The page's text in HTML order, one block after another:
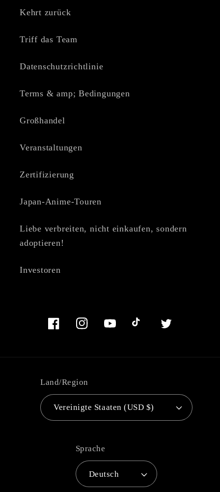
Kehrt zurück
Triff das Team
Datenschutzrichtlinie
Terms & amp; Bedingungen
Großhandel
Veranstaltungen
Zertifizierung
Japan-Anime-Touren
Liebe verbreiten, nicht einkaufen, sondern
adoptieren!
Investoren
FacebookInstagramYouTubeTikTok Twitter
Land/Region
Vereinigte Staaten (USD $)
Sprache
Deutsch